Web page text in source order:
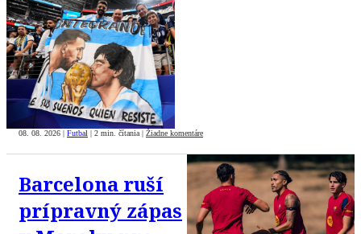
08. 08. 2026 | Futbal | 2 min. čítania | Žiadne komentáre
Barcelona ruší
prípravný zápas